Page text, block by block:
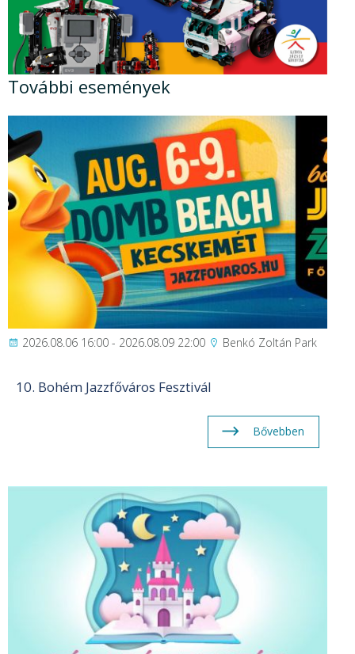
További események
2026.08.06 16:00 - 2026.08.09 22:00 Benkó Zoltán Park
10. Bohém Jazzfőváros Fesztivál
Bővebben